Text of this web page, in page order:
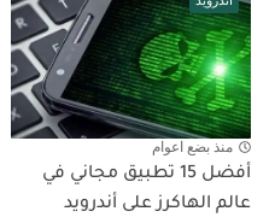
منذ بضع اعوام
أفضل 15 تطبيق مجاني في
عالم الهاكرز على أندرويد